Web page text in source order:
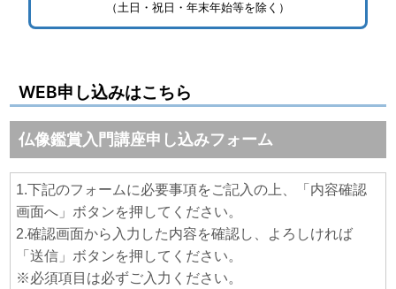
（土日・祝日・年末年始等を除く）
WEB申し込みはこちら